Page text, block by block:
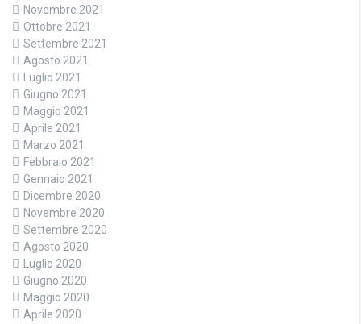
Novembre 2021
Ottobre 2021
Settembre 2021
Agosto 2021
Luglio 2021
Giugno 2021
Maggio 2021
Aprile 2021
Marzo 2021
Febbraio 2021
Gennaio 2021
Dicembre 2020
Novembre 2020
Settembre 2020
Agosto 2020
Luglio 2020
Giugno 2020
Maggio 2020
Aprile 2020